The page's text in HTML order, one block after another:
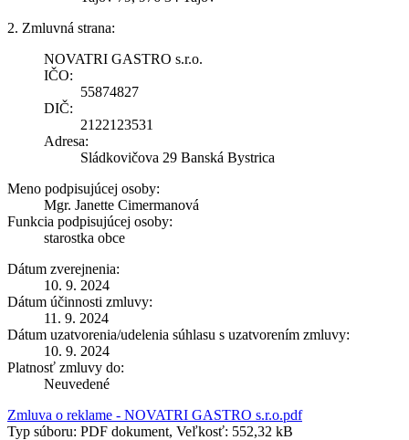
2. Zmluvná strana:
NOVATRI GASTRO s.r.o.
IČO:
55874827
DIČ:
2122123531
Adresa:
Sládkovičova 29 Banská Bystrica
Meno podpisujúcej osoby:
Mgr. Janette Cimermanová
Funkcia podpisujúcej osoby:
starostka obce
Dátum zverejnenia:
10. 9. 2024
Dátum účinnosti zmluvy:
11. 9. 2024
Dátum uzatvorenia/udelenia súhlasu s uzatvorením zmluvy:
10. 9. 2024
Platnosť zmluvy do:
Neuvedené
Zmluva o reklame - NOVATRI GASTRO s.r.o.pdf
Typ súboru: PDF dokument, Veľkosť: 552,32 kB